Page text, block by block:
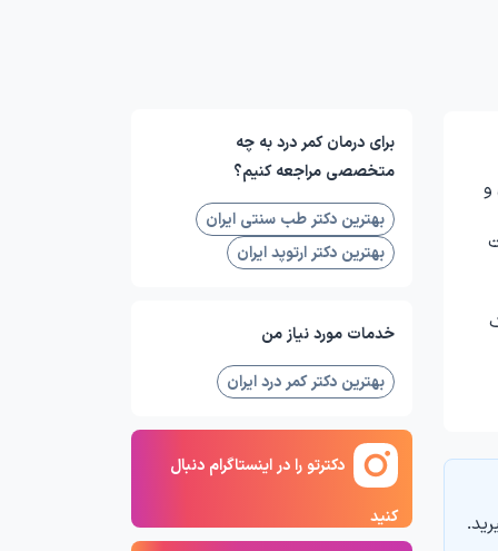
و
برای درمان کمر درد به چه
متخصصی مراجعه کنیم؟
بهترین دکتر طب سنتی ایران
بهترین دکتر ارتوپد ایران
خدمات مورد نیاز من
بهترین دکتر کمر درد ایران
دکترتو را در اینستاگرام دنبال
کنید